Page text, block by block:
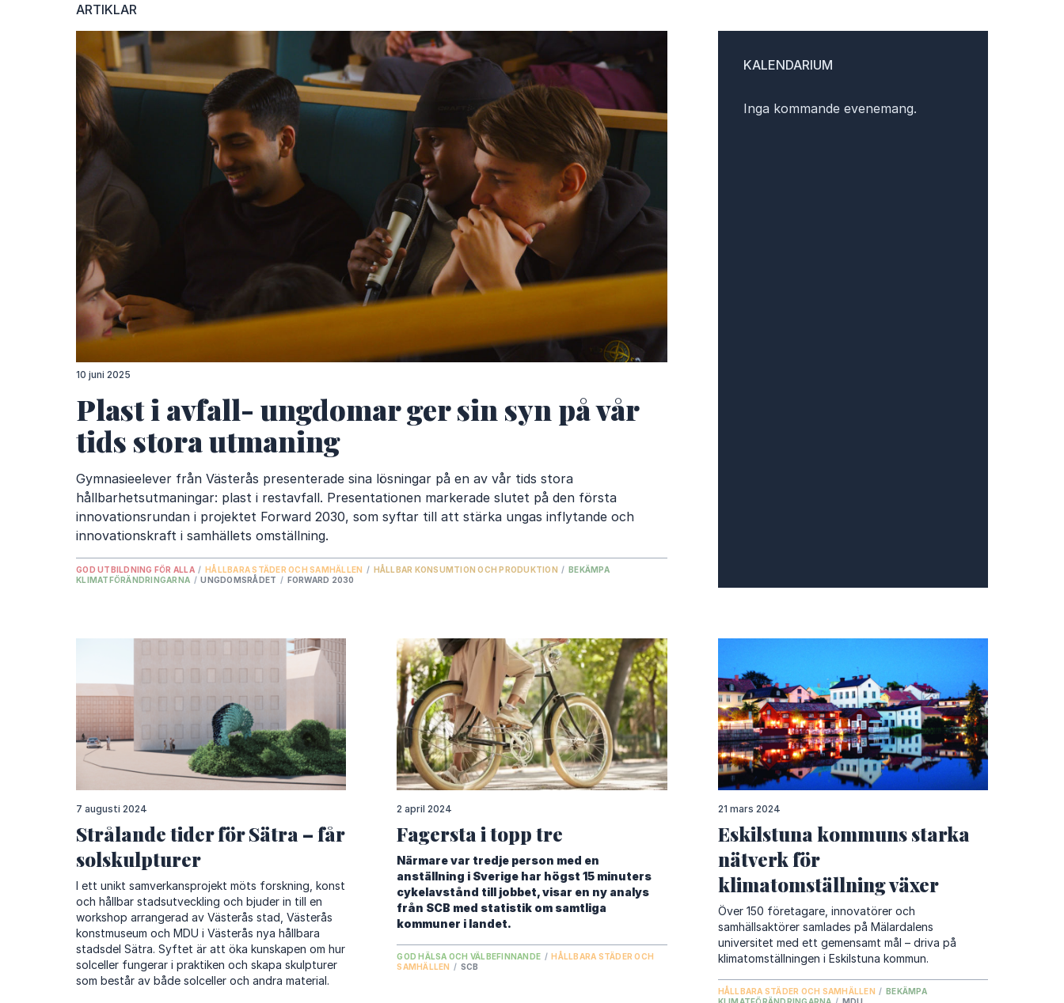
SKRIBENTER
Ingemar Tigerberg Lotta Görling Jessica Andersson Caroline Närhi Martin Prieto Beaulieu Johanna Stål Maria Lindelöf
Energimyndigheten Carola Gunnarsson Birgitta Andersson Jan Andersson Kristin Pleick Oscar Uusitalo
Carin Lidman Carin Lidman Lovis Tova Nolén
ARTIKLAR
10 juni 2025
Plast i avfall- ungdomar ger sin syn på vår
tids stora utmaning
Gymnasieelever från Västerås presenterade sina lösningar på en av vår tids stora
hållbarhetsutmaningar: plast i restavfall. Presentationen markerade slutet på den första
innovationsrundan i projektet Forward 2030, som syftar till att stärka ungas inflytande och
innovationskraft i samhällets omställning.
GOD UTBILDNING FÖR ALLA / HÅLLBARA STÄDER OCH SAMHÄLLEN / HÅLLBAR KONSUMTION OCH PRODUKTION / BEKÄMPA
KLIMATFÖRÄNDRINGARNA / UNGDOMSRÅDET / FORWARD 2030
7 augusti 2024
Strålande tider för Sätra – får
solskulpturer
I ett unikt samverkansprojekt möts forskning, konst
och hållbar stadsutveckling och bjuder in till en
workshop arrangerad av Västerås stad, Västerås
konstmuseum och MDU i Västerås nya hållbara
stadsdel Sätra. Syftet är att öka kunskapen om hur
solceller fungerar i praktiken och skapa skulpturer
som består av både solceller och andra material.
2 april 2024
Fagersta i topp tre
Närmare var tredje person med en
anställning i Sverige har högst 15 minuters
cykelavstånd till jobbet, visar en ny analys
från SCB med statistik om samtliga
kommuner i landet.
GOD HÄLSA OCH VÄLBEFINNANDE / HÅLLBARA STÄDER OCH
SAMHÄLLEN / SCB
21 mars 2024
Eskilstuna kommuns starka
nätverk för
klimatomställning växer
Över 150 företagare, innovatörer och
samhällsaktörer samlades på Mälardalens
universitet med ett gemensamt mål – driva på
klimatomställningen i Eskilstuna kommun.
HÅLLBARA STÄDER OCH SAMHÄLLEN / BEKÄMPA
KALENDARIUM
Inga kommande evenemang.